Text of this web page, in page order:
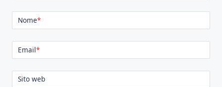
Nome*
Email*
Sito web